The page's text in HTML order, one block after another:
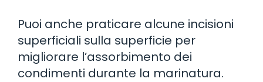
Puoi anche praticare alcune incisioni
superficiali sulla superficie per
migliorare l’assorbimento dei
condimenti durante la marinatura.